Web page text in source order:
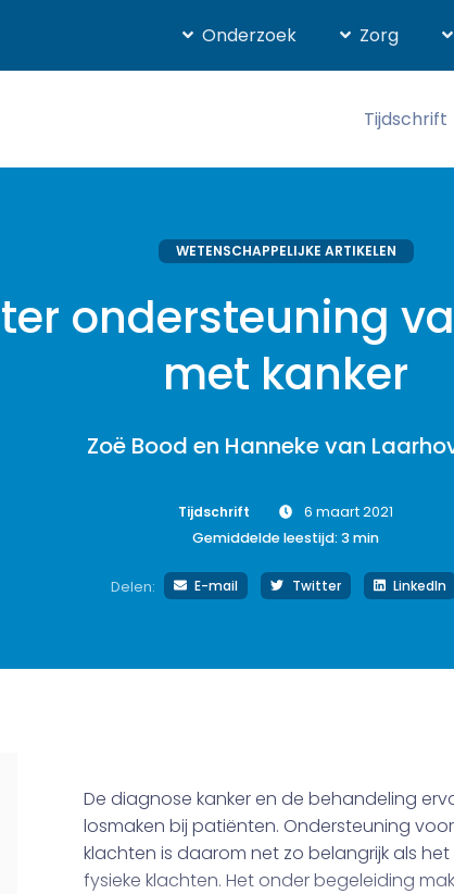
Onderzoek Zorg
Tijdschrift
WETENSCHAPPELIJKE ARTIKELEN
ondersteuning
met kanker
Zoë Bood en Hanneke van
Tijdschrift
6 maart 2021
Gemiddelde leestijd: 3min
Delen: E-mail Twitter LinkedIn
De diagnose kanker en de behandeling
losmaken bij patiënten. Ondersteuning
klachten is daarom net zo belangrijk als
fysieke klachten. Het onder begeleiding